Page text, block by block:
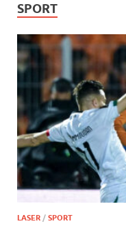
SPORT
LASER / SPORT